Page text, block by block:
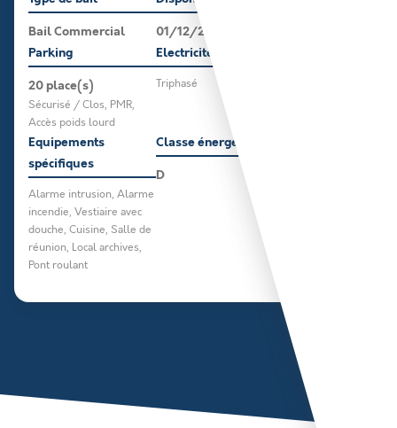
Bail Commercial
01/12/2025
Parking
20 place(s)
Sécurisé / Clos, PMR,
Accès poids lourd
Electricité
Triphasé
Equipements
spécifiques
Alarme intrusion, Alarme
incendie, Vestiaire avec
douche, Cuisine, Salle de
réunion, Local archives,
Pont roulant
Classe énergétique
D